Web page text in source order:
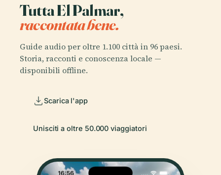
Tutta El Palmar,
raccontata bene.
Guide audio per oltre 1.100 città in 96 paesi.
Storia, racconti e conoscenza locale —
disponibili offline.
Scarica l'app
Unisciti a oltre 50.000 viaggiatori